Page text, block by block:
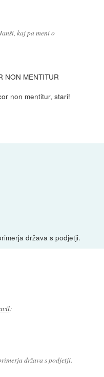
kaj pa meni o
NON MENTITUR
non mentitur, stari!
država s podjetji.
:
država s podjetji.